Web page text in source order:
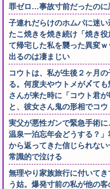
罪ゼロ…事故寸前だったのに
子連れだらけのホムパに迷
たこ焼きを焼き続け「焼き
て帰宅した私を襲った異変
出るのは凄まじい
コウトは、私が生後２ヶ月
る。何度夫やウトメが〆て
さんが来た時に「コウト君
と、彼女さん鬼の形相でコウ
実父が悪性ガンで緊急手術
温泉一泊忘年会どうする？
から返ってきた信じられな
常識的で泣ける
無理やり家族旅行に付いて
う姑。爆発寸前の私が他の